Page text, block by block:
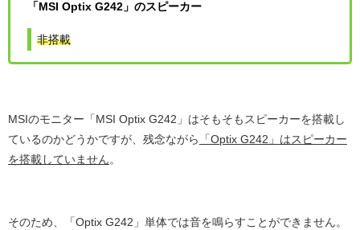
「MSI Optix G242」のスピーカー
非搭載
MSIのモニター「MSI Optix G242」はそもそもスピーカーを搭載し
ているのかどうかですが、残念ながら
「Optix G242」はスピーカー
を搭載していません 。
そのため、「Optix G242」単体では音を鳴らすことができません。